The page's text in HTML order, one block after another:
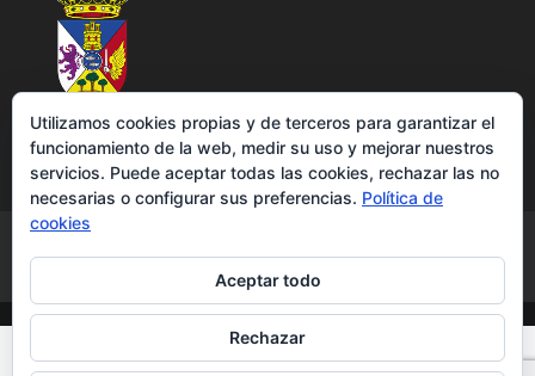
Política de cookies
Accesibilidad
Utilizamos cookies propias y de terceros para garantizar el
funcionamiento de la web, medir su uso y mejorar nuestros
servicios. Puede aceptar todas las cookies, rechazar las no
necesarias o configurar sus preferencias. Política de
cookies
Aceptar todo
Rechazar